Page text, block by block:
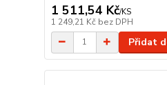
1 511,54 Kč/KS
1 249,21 Kč bez DPH
Přidat